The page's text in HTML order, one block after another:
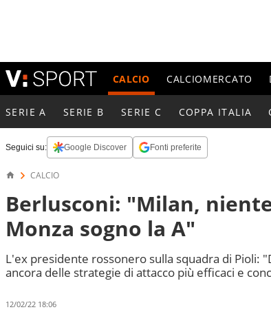
CALCIO CALCIOMERCATO
SERIE A SERIE B SERIE C COPPA ITALIA
Seguici su: Google Discover Fonti preferite
CALCIO
Berlusconi: "Milan,
Monza sogno la A"
L'ex presidente rossonero sulla squadra di Pioli:
ancora delle strategie di attacco più efficaci e
12/02/22 18:06